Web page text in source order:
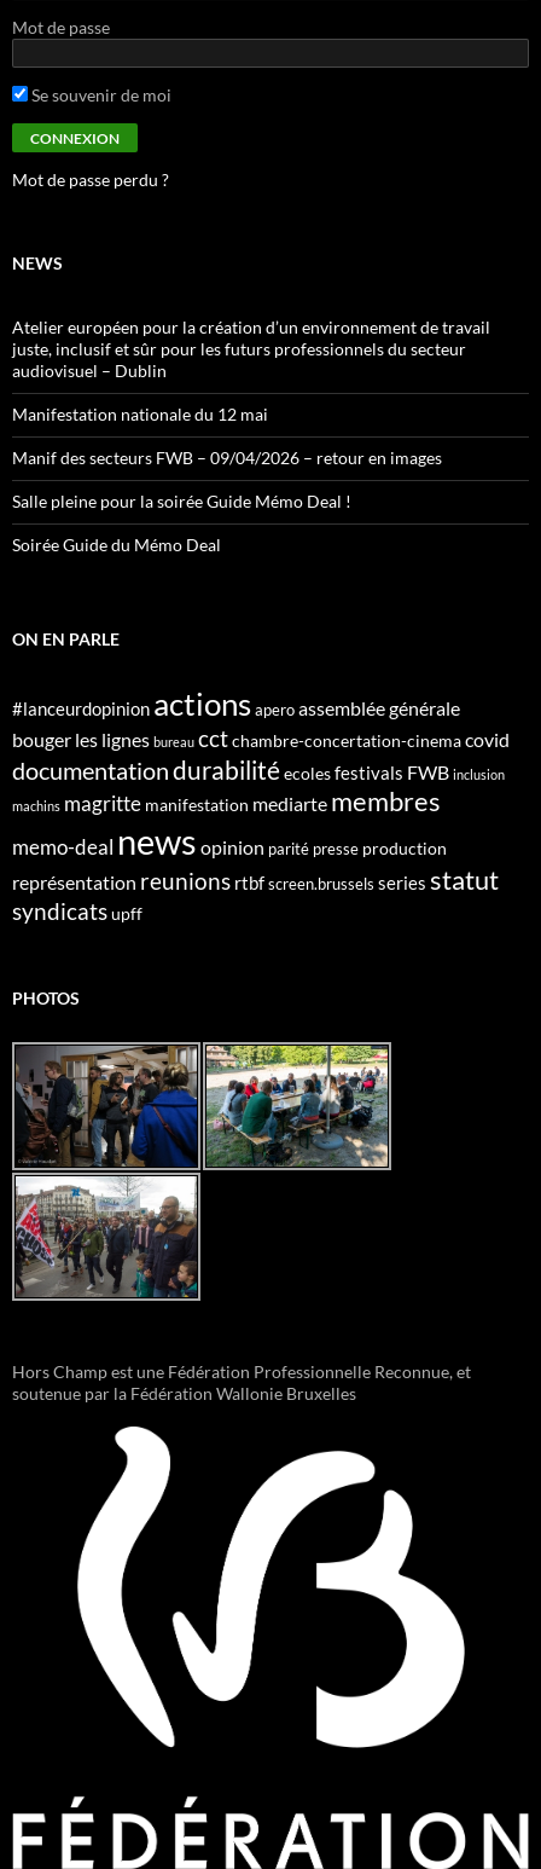
Mot de passe
Se souvenir de moi
Mot de passe perdu ?
NEWS
Atelier européen pour la création d’un environnement de travail
juste, inclusif et sûr pour les futurs professionnels du secteur
audiovisuel – Dublin
Manifestation nationale du 12 mai
Manif des secteurs FWB – 09/04/2026 – retour en images
Salle pleine pour la soirée Guide Mémo Deal !
Soirée Guide du Mémo Deal
ON EN PARLE
#lanceurdopinion actions apero assemblée générale
bouger les lignes bureau cctchambre-concertation-cinemacovid
documentationdurabilitéecolesfestivals FWB inclusion
machins magritte manifestation mediarte membres
memo-deal news opinion parité presse production
représentation reunions rtbf screen.brussels series statut
syndicatsupff
PHOTOS
Hors Champ est une Fédération Professionnelle Reconnue, et
soutenue par la Fédération Wallonie Bruxelles